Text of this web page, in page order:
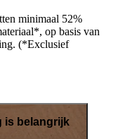
minimaal 52%
op basis van
(*Exclusief
is belangrijk